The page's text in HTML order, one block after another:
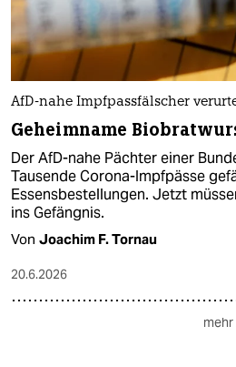
AfD-nahe Impfpassfälscher
Geheimname
Der AfD-nahe Pächter einer
Tausende Corona-Impfpässe
Essensbestellungen. Jetzt
ins Gefängnis.
Von Joachim F. Tornau
20.6.2026